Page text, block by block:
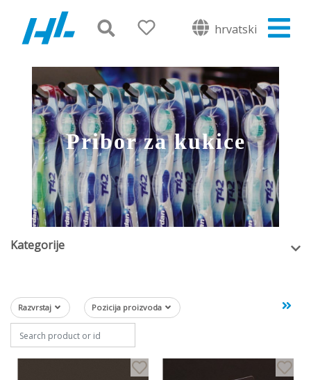
hrvatski
Pribor za kukice
Kategorije
Razvrstaj Pozicija proizvoda